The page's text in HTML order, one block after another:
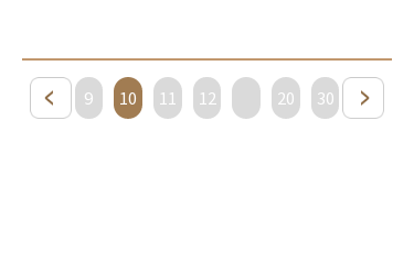
8 9 10 11 12 20 30 40